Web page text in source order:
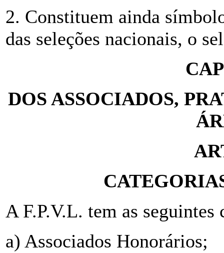
2. Constituem ainda
das seleções nacionais, o
DOS ASSOCIADOS,
A F.P.V.L. tem as seguintes
a) Associados Honorários;